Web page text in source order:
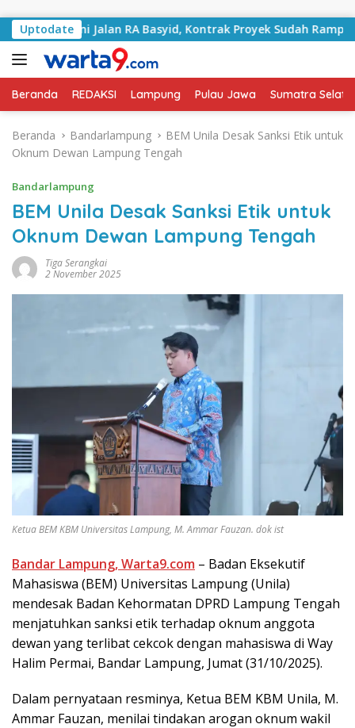
Uptodate
Jalan RA Basyid, Kontrak Proyek Sudah Rampung
Beranda REDAKSI Lampung Pulau Jawa Sumatra
Beranda Bandarlampung
BEM Unila Desak Sanksi Etik untuk
Oknum Dewan Lampung Tengah
Bandarlampung
BEM Unila Desak Sanksi Etik untuk
Oknum Dewan Lampung Tengah
Tiga Serangkai
2 November 2025
Ketua BEM KBM Universitas Lampung, M. Ammar Fauzan. dok ist
Bandar Lampung, Warta9.com – Badan Eksekutif
Mahasiswa (BEM) Universitas Lampung (Unila)
mendesak Badan Kehormatan DPRD Lampung Tengah
menjatuhkan sanksi etik terhadap oknum anggota
dewan yang terlibat cekcok dengan mahasiswa di Way
Halim Permai, Bandar Lampung, Jumat (31/10/2025).
Dalam pernyataan resminya, Ketua BEM KBM Unila, M.
Ammar Fauzan, menilai tindakan arogan oknum wakil